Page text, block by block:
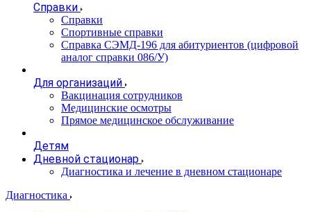
Справки
Справки
Спортивные справки
Справка СЭМД‑196 для абитуриентов (цифровой
аналог справки 086/У)
Для организаций
Вакцинация сотрудников
Медицинские осмотры
Прямое медицинское обслуживание
Детям
Дневной стационар
Диагностика и лечение в дневном стационаре
Диагностика